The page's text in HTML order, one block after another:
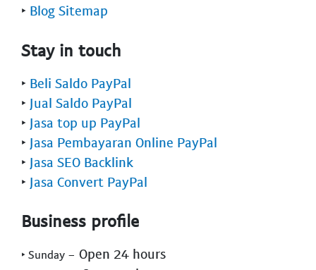
‣ Blog Sitemap
Stay in touch
‣ Beli Saldo PayPal
‣ Jual Saldo PayPal
‣ Jasa top up PayPal
‣ Jasa Pembayaran Online PayPal
‣ Jasa SEO Backlink
‣ Jasa Convert PayPal
Business profile
‣ Sunday - Open 24 hours